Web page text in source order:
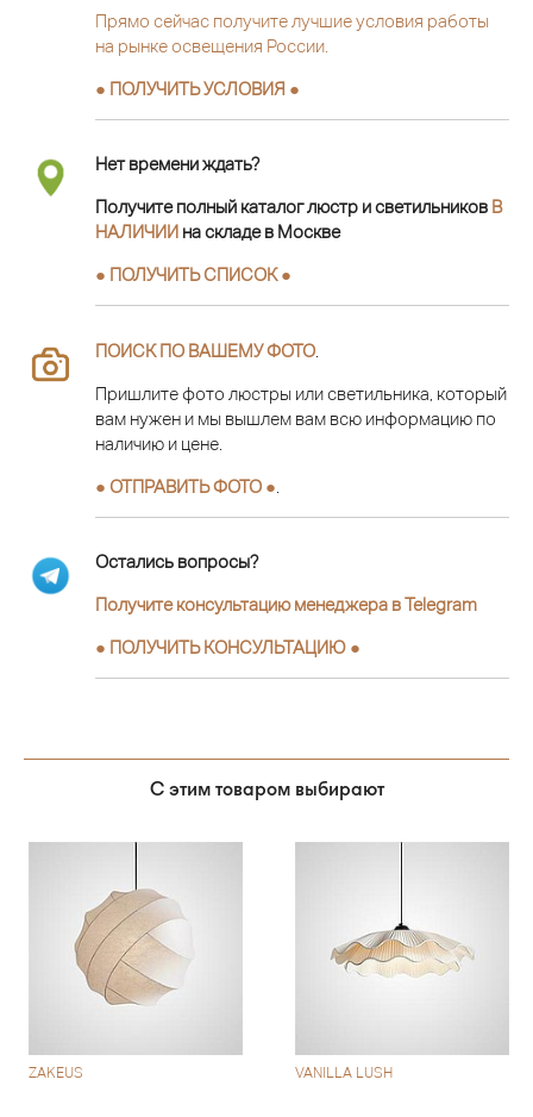
Прямо сейчас получите лучшие условия работы
на рынке освещения России.
● ПОЛУЧИТЬ УСЛОВИЯ ●
Нет времени ждать?
Получите полный каталог люстр и светильников В
НАЛИЧИИ на складе в Москве
● ПОЛУЧИТЬ СПИСОК ●
ПОИСК ПО ВАШЕМУ ФОТО
Пришлите фото люстры или светильника, который
вам нужен и мы вышлем вам всю информацию по
наличию и цене.
● ОТПРАВИТЬ ФОТО ●
Остались вопросы?
Получите консультацию менеджера в Telegram
● ПОЛУЧИТЬ КОНСУЛЬТАЦИЮ ●
С этим товаром выбирают
ZAKEUS VANILLA LUSH